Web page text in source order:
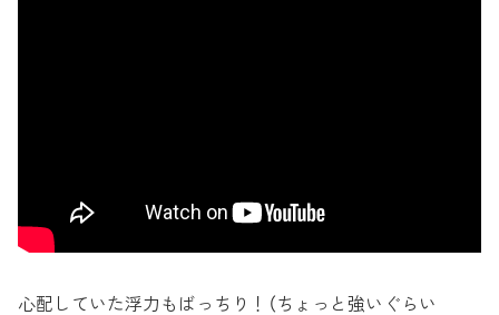
心配していた浮力もばっちり！（ちょっと強いぐらい